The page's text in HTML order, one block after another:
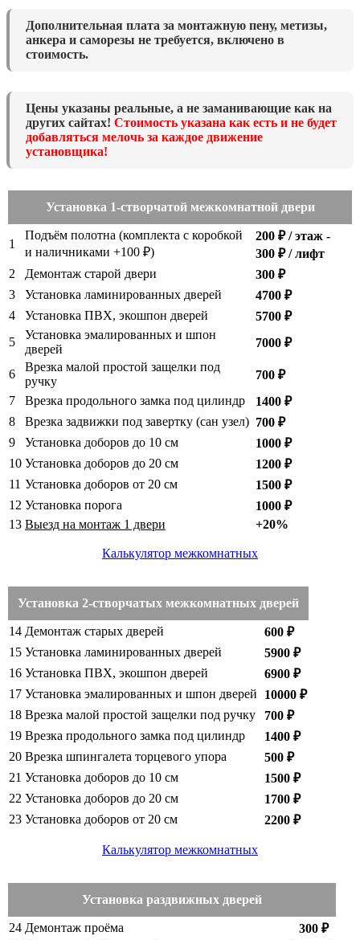
Дополнительная плата за монтажную пену, метизы,
анкера и саморезы не требуется, включено в
стоимость.
Цены указаны реальные, а не заманивающие как на
других сайтах! Стоимость указана как есть и не будет
добавляться мелочь за каждое движение
установщика!
Установка 1-створчатой межкомнатной двери
1
Подъём полотна (комплекта с коробкой
и наличниками +100 ₽)
200 ₽ / этаж -
300 ₽ / лифт
2
Демонтаж старой двери
300 ₽
3
Установка ламинированных дверей
4700 ₽
4
Установка ПВХ, экошпон дверей
5700 ₽
5
Установка эмалированных и шпон
дверей
7000 ₽
6
Врезка малой простой защелки под
ручку
700 ₽
7
Врезка продольного замка под цилиндр
1400 ₽
8
Врезка задвижки под завертку (сан узел) 700 ₽
9
Установка доборов до 10 см
1000 ₽
10 Установка доборов до 20 см
1200 ₽
11 Установка доборов от 20 см
1500 ₽
12 Установка порога
1000 ₽
13 Выезд на монтаж 1 двери +20%
Калькулятор межкомнатных
Установка 2-створчатых межкомнатных дверей
14 Демонтаж старых дверей
600 ₽
15 Установка ламинированных дверей
5900 ₽
16 Установка ПВХ, экошпон дверей
6900 ₽
17 Установка эмалированных и шпон дверей
10000 ₽
18 Врезка малой простой защелки под ручку
700 ₽
19 Врезка продольного замка под цилиндр
1400 ₽
20 Врезка шпингалета торцевого упора
500 ₽
21 Установка доборов до 10 см
1500 ₽
22 Установка доборов до 20 см
1700 ₽
23 Установка доборов от 20 см 2200 ₽
Калькулятор межкомнатных
Установка раздвижных дверей
24 Демонтаж проёма
300 ₽